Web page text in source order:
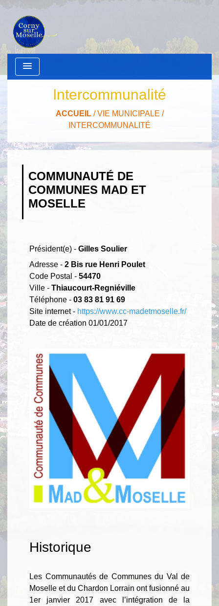
menu
Intercommunalité
ACCUEIL/VIE MUNICIPALE /
INTERCOMMUNALITÉ
COMMUNAUTÉ DE
COMMUNES MAD ET
MOSELLE
Président(e) - Gilles Soulier
Adresse - 2 Bis rue Henri Poulet
Code Postal - 54470
Ville - Thiaucourt-Regniéville
Téléphone - 03 83 81 91 69
Site internet - https://www.cc-madetmoselle.fr/
Date de création 01/01/2017
Historique
Les Communautés de Communes du Val de
Moselle et du Chardon Lorrain ont fusionné au
1er janvier 2017 avec l’intégration de la